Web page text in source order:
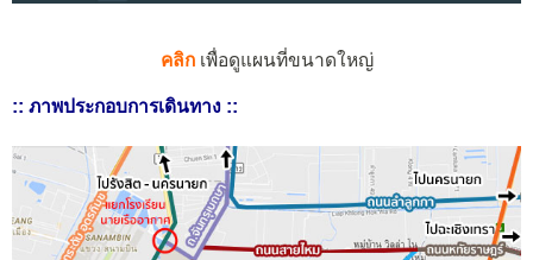
คลิกเพื่อดูแผนที่ขนาดใหญ่
:: ภาพประกอบการเดินทาง ::